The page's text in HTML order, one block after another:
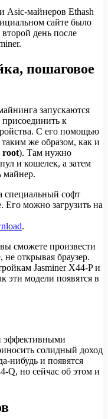
Asic-майнеров Ethash
сайте было
день после
пошаговое
запускаются
к
С его помощью
же образом, как и
root). Там нужно
и кошелек, а затем
майнер.
специальный софт
Его можно загрузить на
.
сможете произвести
открывая браузер.
Jasminer X44-P и
эти модели появятся в
эффективными
солидный доход
нибудь и появятся
Q, но сейчас об этом и